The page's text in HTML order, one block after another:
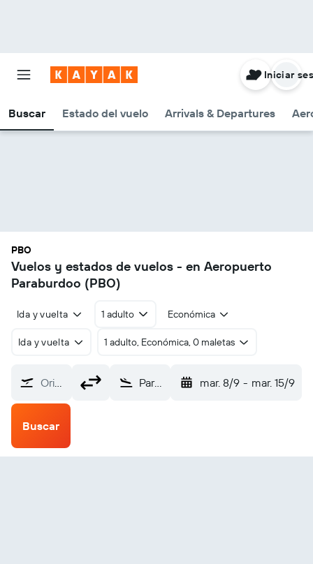
Buscar Estado del vuelo Arrivals & Departures
Iniciar
PBO
Vuelos y estados de vuelos - en Aeropuerto
Paraburdoo (PBO)
Ida y vuelta 1 adulto Económica
Ida y vuelta 1 adulto, Económica, 0 maletas
Origen Paraburdoo (PBO) mar. 8/9 - mar. 15/9
Buscar